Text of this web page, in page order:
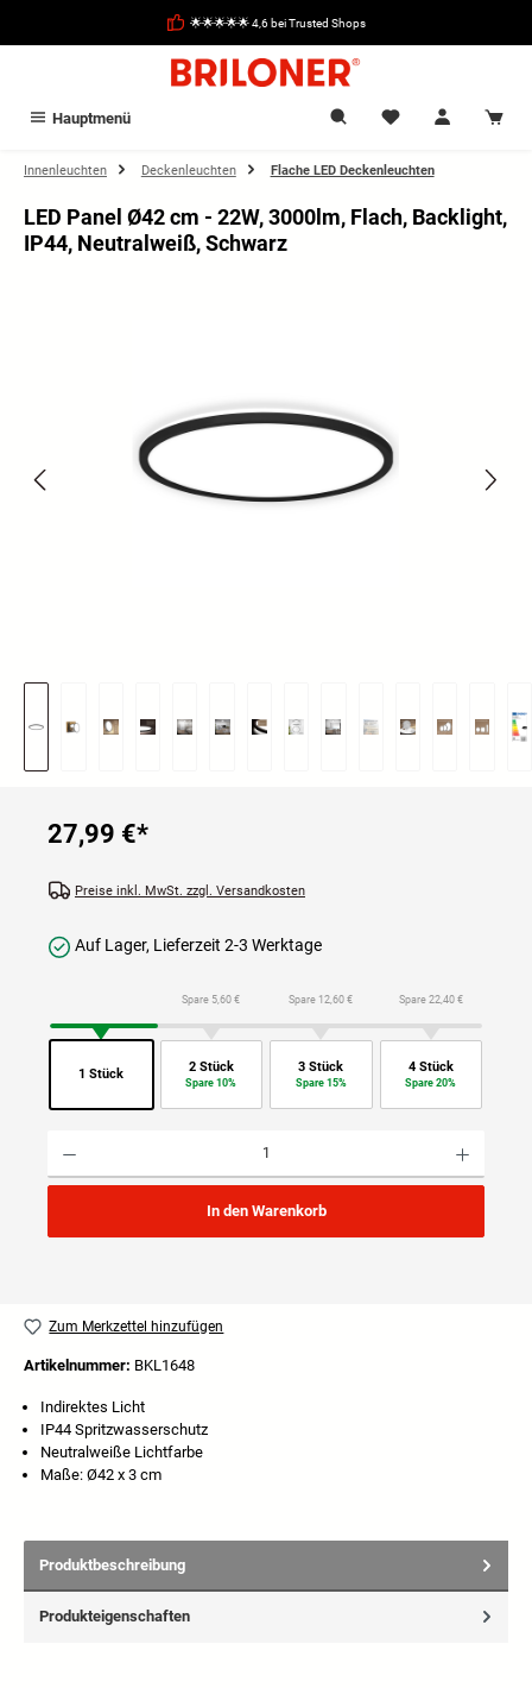
🌟🌟🌟🌟🌟 4,6 bei Trusted Shops
Hauptmenü
Innenleuchten Deckenleuchten Flache LED Deckenleuchten
LED Panel Ø42 cm - 22W, 3000lm, Flach, Backlight,
IP44, Neutralweiß, Schwarz
27,99 €*
Preise inkl. MwSt. zzgl. Versandkosten
Auf Lager, Lieferzeit 2-3 Werktage
1 Stück
Spare 5,60 €
2 Stück
Spare 10%
Spare 12,60 €
3 Stück
Spare 15%
Spare 22,40 €
4 Stück
Spare 20%
In den Warenkorb
Zum Merkzettel hinzufügen
Artikelnummer: BKL1648
Indirektes Licht
IP44 Spritzwasserschutz
Neutralweiße Lichtfarbe
Maße: Ø42 x 3 cm
Produktbeschreibung
Produkteigenschaften